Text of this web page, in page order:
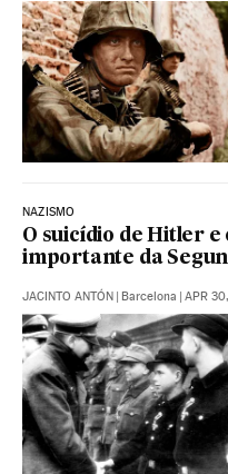
NAZISMO
O suicídio de Hitler e
importante da
JACINTO ANTÓN | Barcelona | APR